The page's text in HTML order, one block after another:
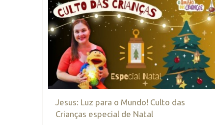
Jesus: Luz para o Mundo! Culto das
Crianças especial de Natal